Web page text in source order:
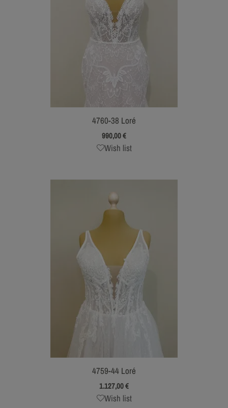
4760-38 Loré
990,00€
Wish list
4759-44 Loré
1.127,00€
Wish list